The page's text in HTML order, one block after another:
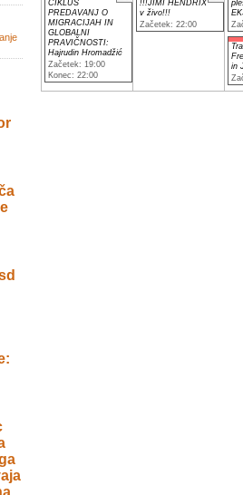
CIKLUS
PREDAVANJ O
MIGRACIJAH IN
GLOBALNI
PRAVIČNOSTI:
Hajrudin Hromadžić
Začetek: 19:00
Konec: 22:00
!!!JIMI HENDRIX
v živo!!!
Začetek: 22:00
in